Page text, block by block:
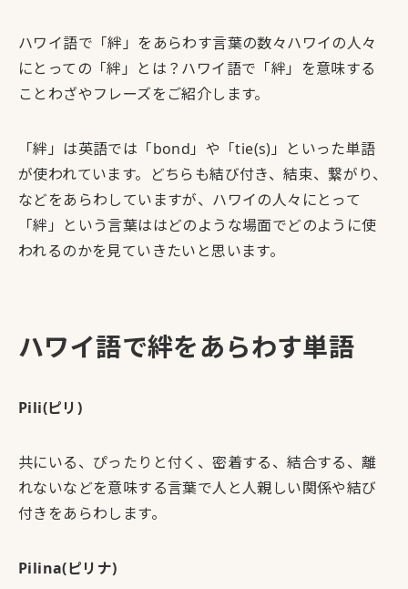
ハワイ語で「絆」をあらわす言葉の数々ハワイの人々
にとっての「絆」とは？ハワイ語で「絆」を意味する
ことわざやフレーズをご紹介します。
「絆」は英語では「bond」や「tie(s)」といった単語
が使われています。どちらも結び付き、結束、繋がり、
などをあらわしていますが、ハワイの人々にとって
「絆」という言葉ははどのような場面でどのように使
われるのかを見ていきたいと思います。
ハワイ語で絆をあらわす単語
Pili(ピリ)
共にいる、ぴったりと付く、密着する、結合する、離
れないなどを意味する言葉で人と人親しい関係や結び
付きをあらわします。
Pilina(ピリナ)